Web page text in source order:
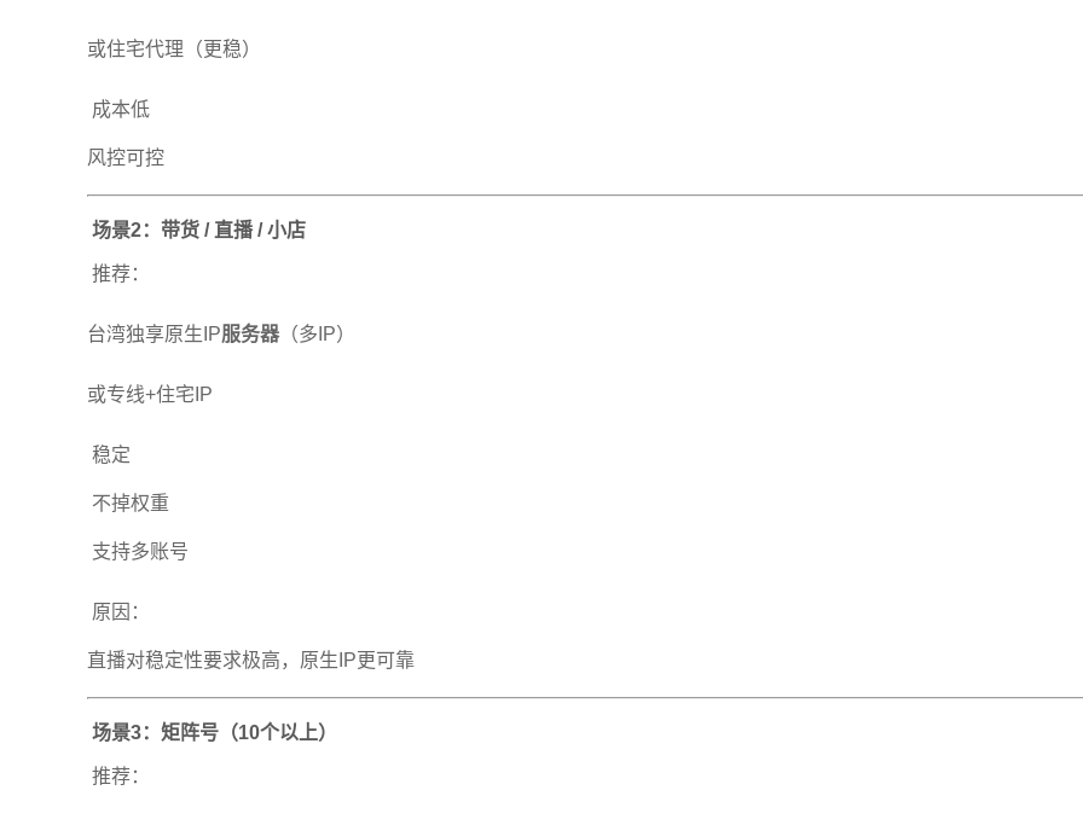
或住宅代理（更稳）
成本低
风控可控
场景2：带货 / 直播 / 小店
推荐：
台湾独享原生IP服务器（多IP）
或专线+住宅IP
稳定
不掉权重
支持多账号
原因：
直播对稳定性要求极高，原生IP更可靠
场景3：矩阵号（10个以上）
推荐：